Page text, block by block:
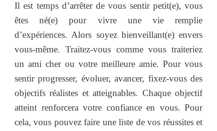
Il est temps d’arrêter de vous sentir petit(e), vous
êtes né(e) pour vivre une vie remplie
d’expériences. Alors soyez bienveillant(e) envers
vous-même. Traitez-vous comme vous traiteriez
un ami cher ou votre meilleure amie. Pour vous
sentir progresser, évoluer, avancer, fixez-vous des
objectifs réalistes et atteignables. Chaque objectif
atteint renforcera votre confiance en vous. Pour
cela, vous pouvez faire une liste de vos réussites et